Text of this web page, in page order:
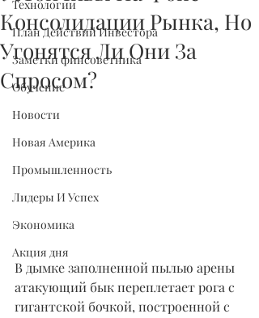
Технологии
План Действий Инвестора
Заметки финсоветника
Обучение
Новости
Новая Америка
Промышленность
Лидеры И Успех
Экономика
Акция дня
Консолидации Рынка, Но
Угонятся Ли Они За
Спросом?
В дымке заполненной пылью арены
атакующий бык переплетает рога с
гигантской бочкой, построенной с